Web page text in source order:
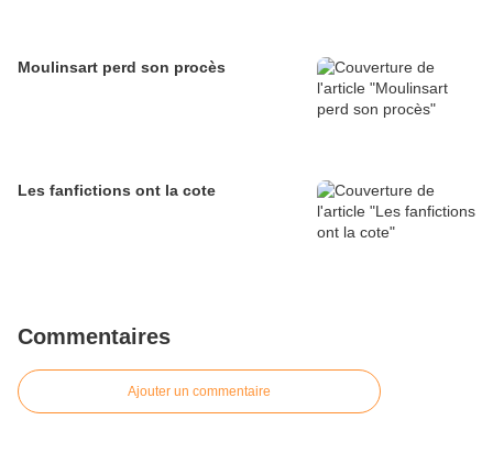
Moulinsart perd son procès
Les fanfictions ont la cote
Commentaires
Ajouter un commentaire